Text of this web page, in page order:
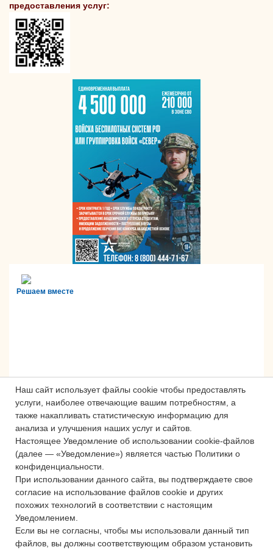
Наш сайт использует файлы cookie чтобы предоставлять
услуги, наиболее отвечающие вашим потребностям, а
также накапливать статистическую информацию для
анализа и улучшения наших услуг и сайтов.
Настоящее Уведомление об использовании cookie-файлов
(далее — «Уведомление») является частью Политики о
конфиденциальности.
При использовании данного сайта, вы подтверждаете свое
согласие на использование файлов cookie и других
похожих технологий в соответствии с настоящим
Уведомлением.
Если вы не согласны, чтобы мы использовали данный тип
файлов, вы должны соответствующим образом установить
предоставления услуг:
Решаем вместе
Сложности с получением «Пушкинской
карты» или приобретением билетов?
Знаете, как улучшить работу
учреждений культуры?
Написать